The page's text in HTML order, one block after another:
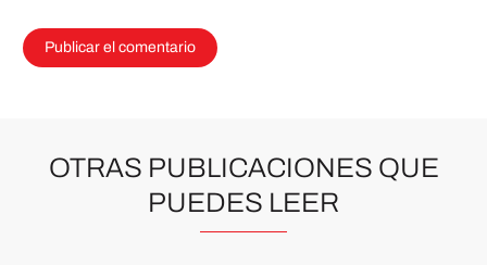
OTRAS PUBLICACIONES QUE
PUEDES LEER